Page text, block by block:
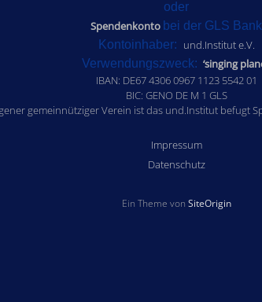
oder
Spendenkonto bei der GLS Bank
Kontoinhaber: und.Institut e.V.
Verwendungszweck: ‘singing
IBAN: DE67 4306 0967 1123 5542 01
BIC: GENO DE M 1 GLS
gemeinnütziger Verein ist das und.Institut befugt
Impressum
Datenschutz
Ein Theme von SiteOrigin